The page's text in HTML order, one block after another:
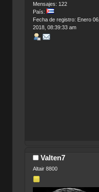
Mensajes: 122
País:
Fecha de registro: Enero 06,
2018, 08:39:33 am
Valten7
Altair 8800